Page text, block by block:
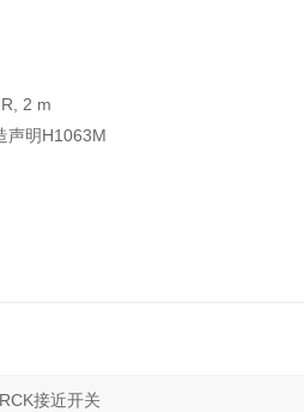
2 m
声明H1063M